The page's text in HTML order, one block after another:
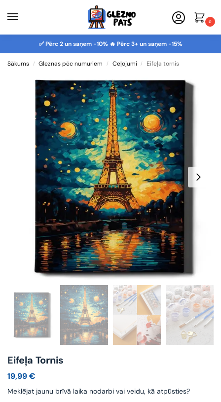
0
✅ Pērc 2 un saņem -10% 🔥 Pērc 3+ un saņem -15%
Sākums / Gleznas pēc numuriem / Ceļojumi / Eifeļa tornis
Eifeļa Tornis
19,99€
Meklējat jaunu brīvā laika nodarbi vai veidu, kā atpūsties?